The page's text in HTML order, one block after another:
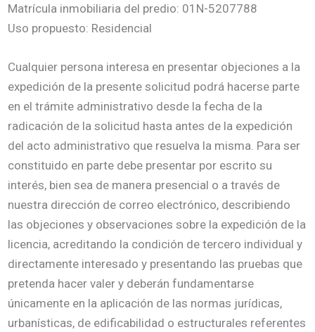
Matrícula inmobiliaria del predio: 01N-5207788
Uso propuesto: Residencial
Cualquier persona interesa en presentar objeciones a la
expedición de la presente solicitud podrá hacerse parte
en el trámite administrativo desde la fecha de la
radicación de la solicitud hasta antes de la expedición
del acto administrativo que resuelva la misma. Para ser
constituido en parte debe presentar por escrito su
interés, bien sea de manera presencial o a través de
nuestra dirección de correo electrónico, describiendo
las objeciones y observaciones sobre la expedición de la
licencia, acreditando la condición de tercero individual y
directamente interesado y presentando las pruebas que
pretenda hacer valer y deberán fundamentarse
únicamente en la aplicación de las normas jurídicas,
urbanísticas, de edificabilidad o estructurales referentes